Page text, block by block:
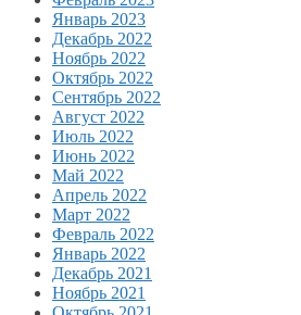
Январь 2023
Декабрь 2022
Ноябрь 2022
Октябрь 2022
Сентябрь 2022
Август 2022
Июль 2022
Июнь 2022
Май 2022
Апрель 2022
Март 2022
Февраль 2022
Январь 2022
Декабрь 2021
Ноябрь 2021